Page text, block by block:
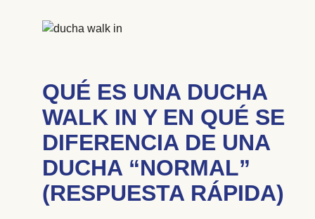
QUÉ ES UNA DUCHA
WALK IN Y EN QUÉ SE
DIFERENCIA DE UNA
DUCHA “NORMAL”
(RESPUESTA RÁPIDA)